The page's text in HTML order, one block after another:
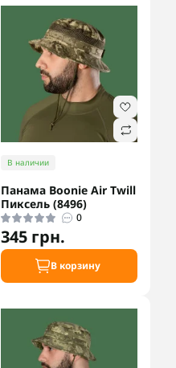
В наличии
Панама Boonie Air Twill
Пиксель (8496)
0
345 грн.
В корзину